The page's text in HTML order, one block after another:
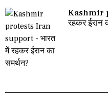
Kashmir
रहकर ईरान